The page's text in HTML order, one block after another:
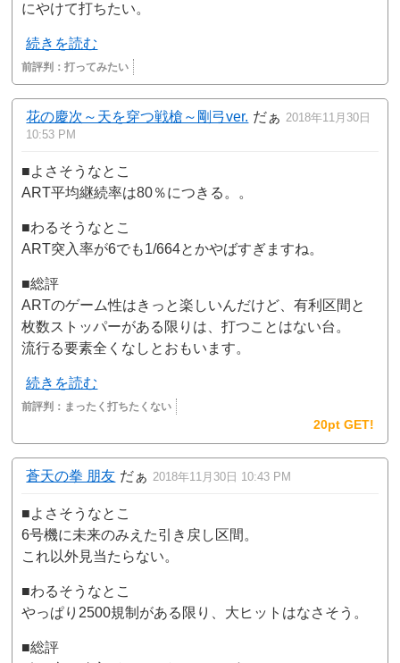
にやけて打ちたい。
続きを読む
前評判：打ってみたい
花の慶次～天を穿つ戦槍～剛弓ver. だぁ 2018年11月30日
10:53 PM
■よさそうなとこ
ART平均継続率は80％につきる。。
■わるそうなとこ
ART突入率が6でも1/664とかやばすぎますね。
■総評
ARTのゲーム性はきっと楽しいんだけど、有利区間と
枚数ストッパーがある限りは、打つことはない台。
流行る要素全くなしとおもいます。
続きを読む
前評判： まったく打ちたくない
20pt GET!
蒼天の拳 朋友 だぁ 2018年11月30日 10:43 PM
■よさそうなとこ
6号機に未来のみえた引き戻し区間。
これ以外見当たらない。
■わるそうなとこ
やっぱり2500規制がある限り、大ヒットはなさそう。
■総評